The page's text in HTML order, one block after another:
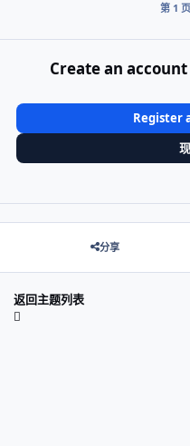
第 1
Create an
Register
分享
返回主题列表